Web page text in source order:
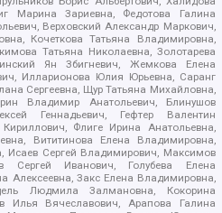
Марина Зариевна, Федотова Галина
Верховский Александр Маркович,
Кочеткова Татьяна Владимировна,
Татьяна Николаевна, Золотарева
Ян Збигневич, Жемкова Елена
Илларионова Юлия Юрьевна, Саранг
Сергеевна, Щур Татьяна Михайловна,
Владимир Анатольевич, Блинушов
Геннадьевич, Гефтер Валентин
Флиге Ирина Анатольевна,
Вититинова Елена Владимировна,
Исаев Сергей Владимирович, Максимов
Сергей Иванович, Голубева Елена
Алексеевна, Закс Елена Владимировна,
Людмила Залмановна, Кокорина
Илья Вячеславович, Арапова Галина